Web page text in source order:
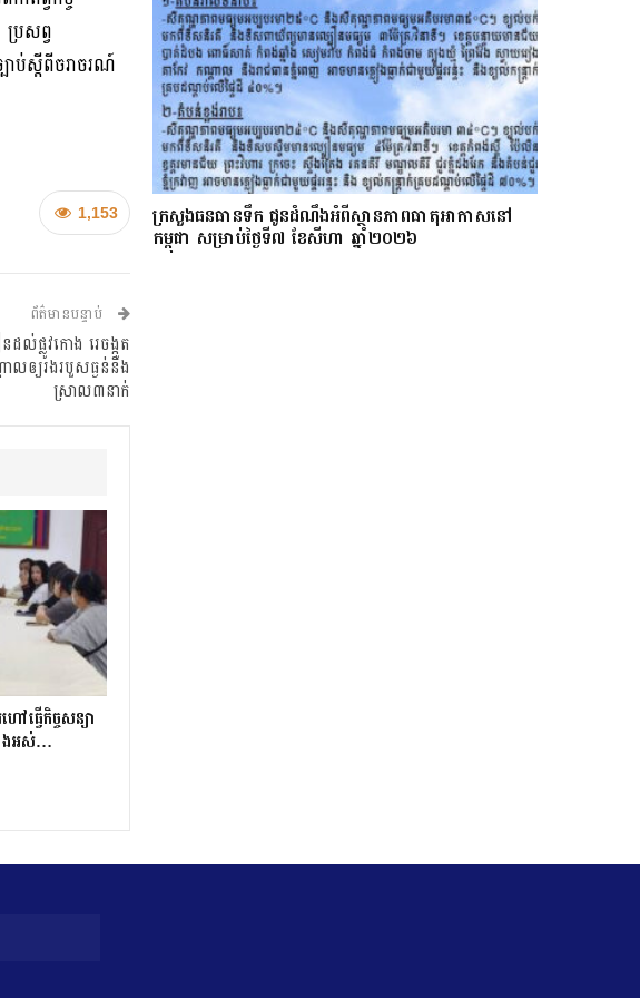
រសព្វ
ប់ស្តីពីចរាចរណ៍
1,153
ព័ត៌មានបន្ទាប់
ល់ផ្លូវកោង រេចង្កូត
លឲ្យរងរបួសធ្ងន់និង
ស្រាល៣នាក់
ៅធ្វើកិច្ចសន្យា
ាំងអស់…
ក្រសួងធនធានទឹក ជូនដំណឹងអំពីស្ថានភាពធាតុអាកាសនៅ
កម្ពុជា សម្រាប់ថ្ងៃទី៧ ខែសីហា ឆ្នាំ២០២៦